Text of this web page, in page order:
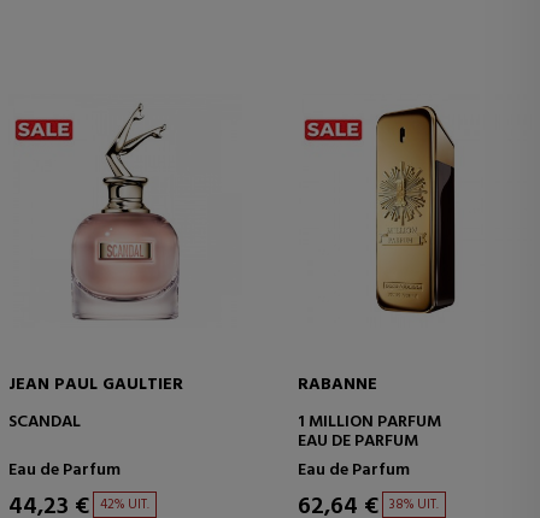
JEAN PAUL GAULTIER
SCANDAL
Eau de Parfum
44,23 € 42% UIT.
RABANNE
1 MILLION PARFUM
EAU DE PARFUM
Eau de Parfum
62,64 € 38% UIT.